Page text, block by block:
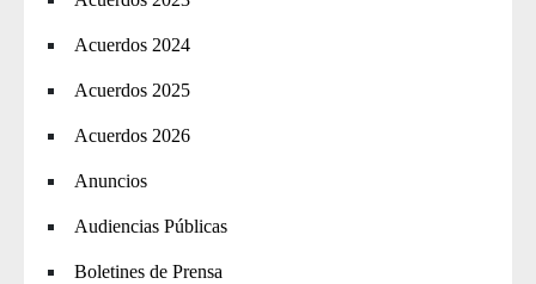
Acuerdos 2024
Acuerdos 2025
Acuerdos 2026
Anuncios
Audiencias Públicas
Boletines de Prensa